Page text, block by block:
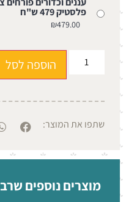
פלסטיק 479 ש"ח
₪479.00
הוספה לסל
שתפו את המוצר:
מוצרים נוספים